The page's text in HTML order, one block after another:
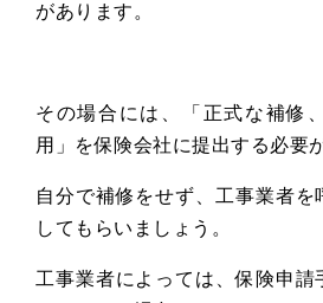
があります。
その場合には、「正式な補修
用」を保険会社に提出する必要
自分で補修をせず、工事業者を
してもらいましょう。
工事業者によっては、保険申請